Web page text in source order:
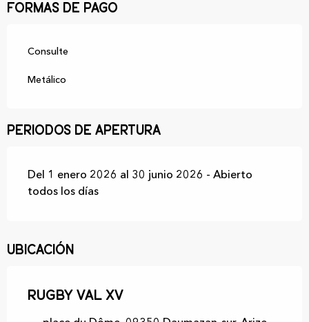
Formas de pago
Consulte
Metálico
Periodos de apertura
Del 1 enero 2026 al 30 junio 2026 - Abierto
todos los días
Ubicación
Rugby Val XV